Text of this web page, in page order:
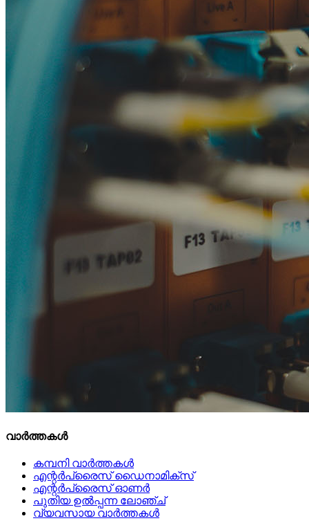
വാർത്തകൾ
കമ്പനി വാർത്തകൾ
എന്റർപ്രൈസ് ഡൈനാമിക്സ്
എന്റർപ്രൈസ് ഓണർ
പുതിയ ഉൽപ്പന്ന ലോഞ്ച്
വ്യവസായ വാർത്തകൾ